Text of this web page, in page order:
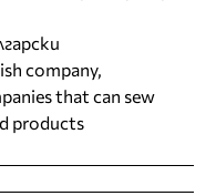
company,
that can sew
products